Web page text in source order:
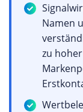
Namen
zu